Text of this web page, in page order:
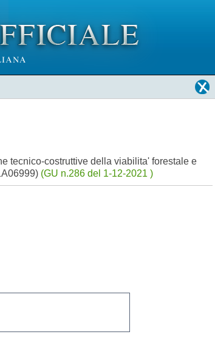
tecnico-costruttive della viabilita' forestale e
(GU n.286 del 1-12-2021 )